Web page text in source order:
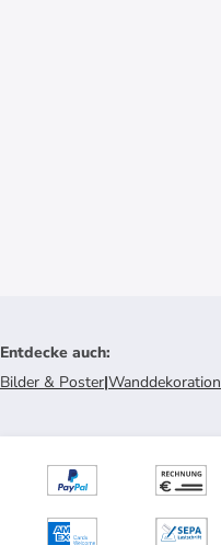
Entdecke auch:
Bilder & Poster|Wanddekoration